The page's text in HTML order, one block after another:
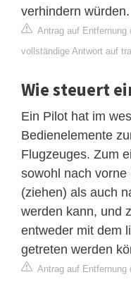
verhindern würden.
Antrag auf Entfernung
vollständige Antwort auf
Wie steuert
Ein Pilot hat im
Bedienelemente
Flugzeuges. Zum
sowohl nach
(ziehen) als auch
werden kann, und
entweder mit dem
getreten werden
Antrag auf Entfernung